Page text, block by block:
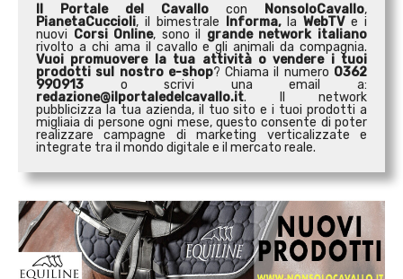
Il Portale del Cavallo con NonsoloCavallo,
PianetaCuccioli, il bimestrale Informa,laWebTVe i
nuovi Corsi Online, sono il grande network italiano
rivolto a chi ama il cavallo e gli animali da compagnia.
Vuoi promuovere la tua attività ovendere i tuoi
prodotti sul nostro e-shop? Chiama il numero 0362
990913 o scrivi una email a:
redazione@ilportaledelcavallo.it. Il network
pubblicizza la tua azienda, il tuo sito e i tuoi prodotti a
migliaia di persone ogni mese, questo consente di poter
realizzare campagne di marketing verticalizzate e
integrate tra il mondo digitale e il mercato reale.